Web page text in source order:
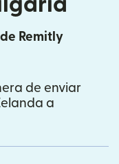
Remitly
de enviar
a